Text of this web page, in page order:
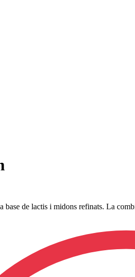
de lactis i midons refinats. La